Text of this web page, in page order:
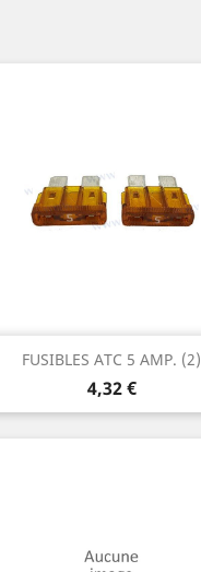
FUSIBLES ATC 5 AMP. (2)
Prix
4,32 €
Aperçu rapide